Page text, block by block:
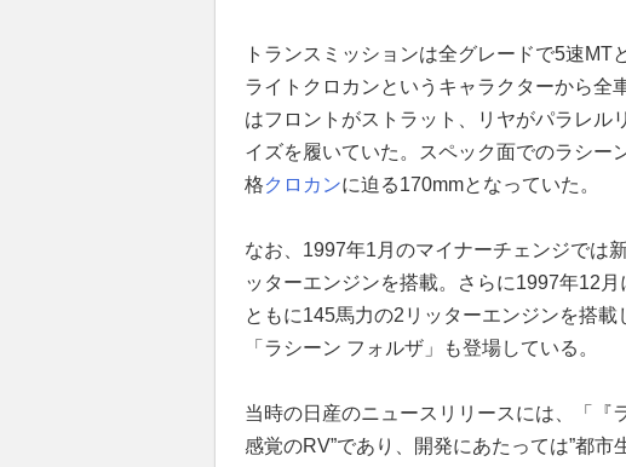
トランスミッションは全グレードで5速
ライトクロカンというキャラクターから全
はフロントがストラット、リヤがパラレル
イズを履いていた。スペック面でのラシー
格クロカンに迫る170mmとなっていた。
なお、1997年1月のマイナーチェンジでは
ッターエンジンを搭載。さらに1997年12
ともに145馬力の2リッターエンジンを搭
「ラシーン フォルザ」も登場している。
当時の日産のニュースリリースには、「『
感覚のRV”であり、開発にあたっては”都